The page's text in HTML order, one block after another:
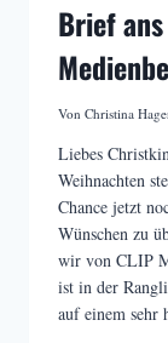
Brief
Von Christina
Liebes
Weihnachten
Chance jetzt
Wünschen zu
wir von CLIP
ist in der
auf einem sehr